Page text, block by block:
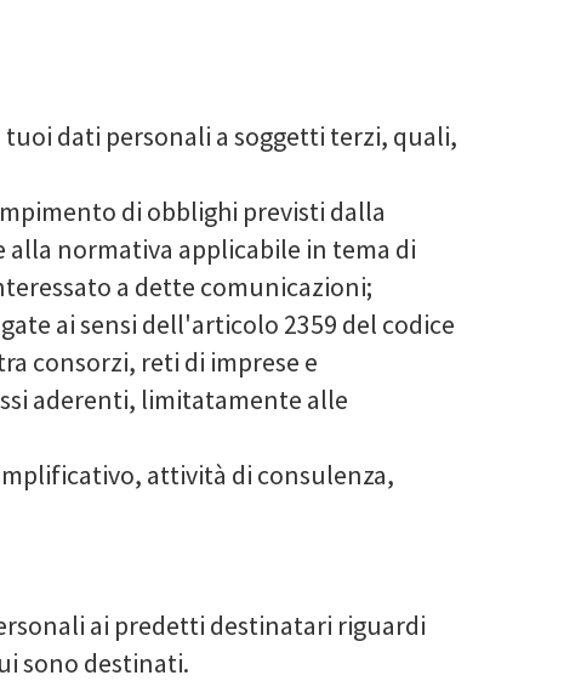
dati personali a soggetti terzi, quali,
di obblighi previsti dalla
normativa applicabile in tema di
a dette comunicazioni;
ai sensi dell'articolo 2359 del codice
consorzi, reti di imprese e
aderenti, limitatamente alle
attività di consulenza,
ai predetti destinatari riguardi
sono destinati.